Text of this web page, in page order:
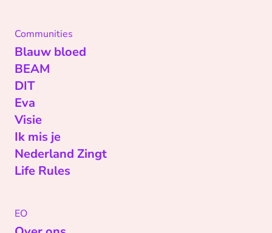
Communities
Blauw bloed
BEAM
DIT
Eva
Visie
Ik mis je
Nederland Zingt
Life Rules
EO